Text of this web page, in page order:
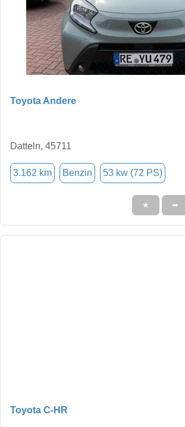
Toyota Andere
Datteln, 45711
3.162 km Benzin 53 kw (72 PS)
★ ➦
Toyota C-HR